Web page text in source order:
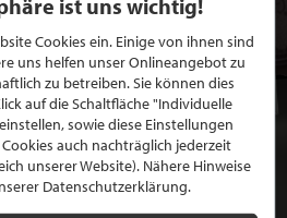
SICH FÜR EINE GRATIS
BEI STILPUNKTE®
Cookies ein. Einige von ihnen sind
uns helfen unser Onlineangebot zu
zu betreiben. Sie können dies
auf die Schaltfläche "Individuelle
sowie diese Einstellungen
auch nachträglich jederzeit
unserer Website). Nähere Hinweise
Datenschutzerklärung.